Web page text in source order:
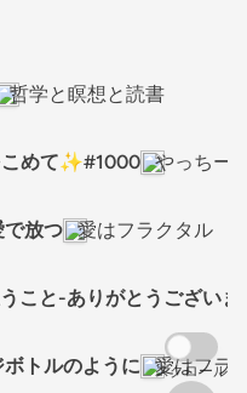
哲学と瞑想と読書
めて✨#1000 やっちー
で放つ 愛はフラクタル
こと-ありがとうございま
トルのように 愛はフラ
スクロール